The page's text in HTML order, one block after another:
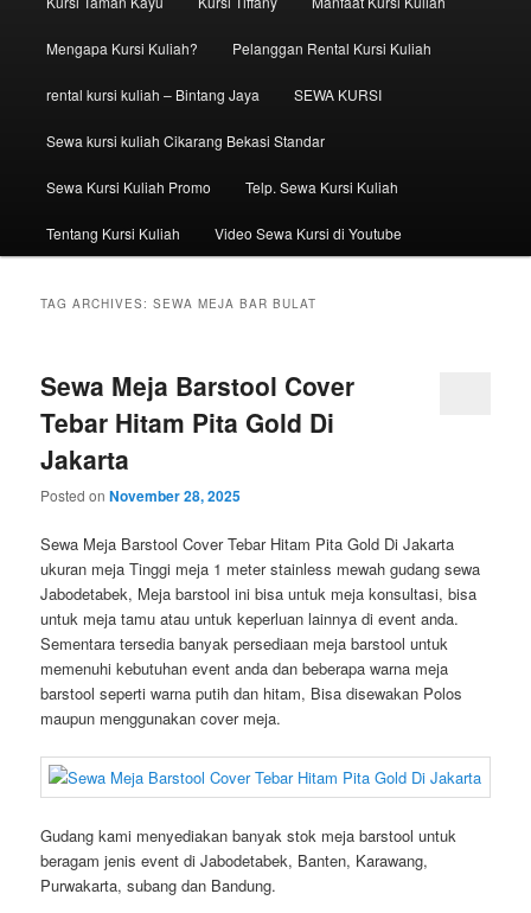
Mengapa Kursi Kuliah? Pelanggan Rental Kursi Kuliah
rental kursi kuliah – Bintang Jaya SEWA KURSI
Sewa kursi kuliah Cikarang Bekasi Standar
Sewa Kursi Kuliah Promo Telp. Sewa Kursi Kuliah
Tentang Kursi Kuliah Video Sewa Kursi di Youtube
TAG ARCHIVES:SEWA MEJA BAR BULAT
Sewa Meja Barstool Cover
Tebar Hitam Pita Gold Di
Jakarta
Posted onNovember 28, 2025
Sewa Meja Barstool Cover Tebar Hitam Pita Gold Di Jakarta
ukuran meja Tinggi meja 1 meter stainless mewah gudang sewa
Jabodetabek, Meja barstool ini bisa untuk meja konsultasi, bisa
untuk meja tamu atau untuk keperluan lainnya di event anda.
Sementara tersedia banyak persediaan meja barstool untuk
memenuhi kebutuhan event anda dan beberapa warna meja
barstool seperti warna putih dan hitam, Bisa disewakan Polos
maupun menggunakan cover meja.
Gudang kami menyediakan banyak stok meja barstool untuk
beragam jenis event di Jabodetabek, Banten, Karawang,
Purwakarta, subang dan Bandung.